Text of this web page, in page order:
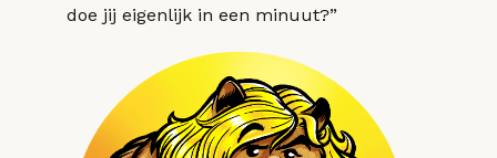
doe jij eigenlijk in een minuut?”